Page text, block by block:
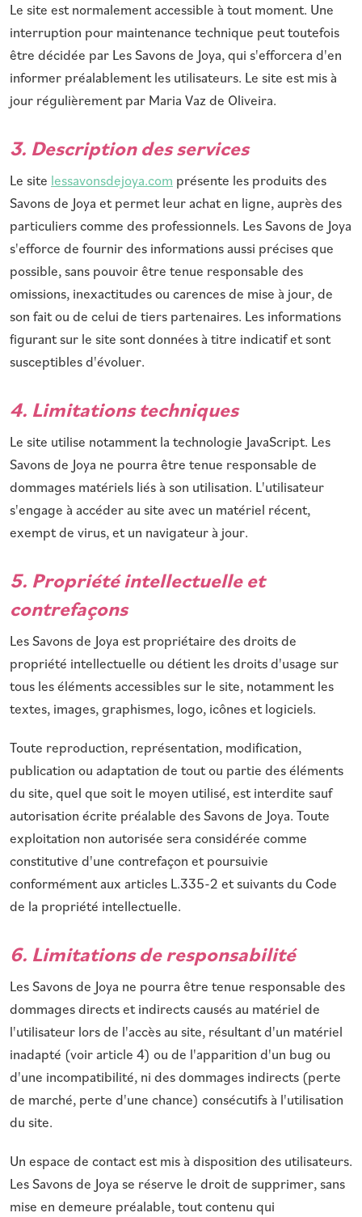
Responsable de la publication
Webmaster
Hébergeur
Développement et maintenance
Le site est normalement accessible à tout moment. Une
interruption pour maintenance technique peut toutefois
être décidée par Les Savons de Joya, qui s'efforcera d'en
informer préalablement les utilisateurs. Le site est mis à
jour régulièrement par Maria Vaz de Oliveira.
3. Description des services
Le site lessavonsdejoya.com présente les produits des
Savons de Joya et permet leur achat en ligne, auprès des
particuliers comme des professionnels. Les Savons de Joya
s'efforce de fournir des informations aussi précises que
possible, sans pouvoir être tenue responsable des
omissions, inexactitudes ou carences de mise à jour, de
son fait ou de celui de tiers partenaires. Les informations
figurant sur le site sont données à titre indicatif et sont
susceptibles d'évoluer.
4. Limitations techniques
Le site utilise notamment la technologie JavaScript. Les
Savons de Joya ne pourra être tenue responsable de
dommages matériels liés à son utilisation. L'utilisateur
s'engage à accéder au site avec un matériel récent,
exempt de virus, et un navigateur à jour.
5. Propriété intellectuelle et
contrefaçons
Les Savons de Joya est propriétaire des droits de
propriété intellectuelle ou détient les droits d'usage sur
tous les éléments accessibles sur le site, notamment les
textes, images, graphismes, logo, icônes et logiciels.
Toute reproduction, représentation, modification,
publication ou adaptation de tout ou partie des éléments
du site, quel que soit le moyen utilisé, est interdite sauf
autorisation écrite préalable des Savons de Joya. Toute
exploitation non autorisée sera considérée comme
constitutive d'une contrefaçon et poursuivie
conformément aux articles L.335-2 et suivants du Code
de la propriété intellectuelle.
6. Limitations de responsabilité
Les Savons de Joya ne pourra être tenue responsable des
dommages directs et indirects causés au matériel de
l'utilisateur lors de l'accès au site, résultant d'un matériel
inadapté (voir article 4) ou de l'apparition d'un bug ou
d'une incompatibilité, ni des dommages indirects (perte
de marché, perte d'une chance) consécutifs à l'utilisation
du site.
Un espace de contact est mis à disposition des utilisateurs.
Les Savons de Joya se réserve le droit de supprimer, sans
mise en demeure préalable, tout contenu qui